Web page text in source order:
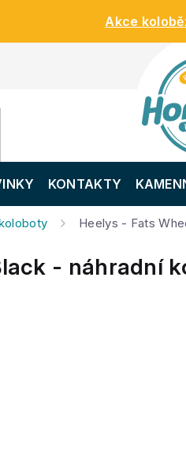
Akce
KONTAKTY
Heelys - Fats
- náhradní